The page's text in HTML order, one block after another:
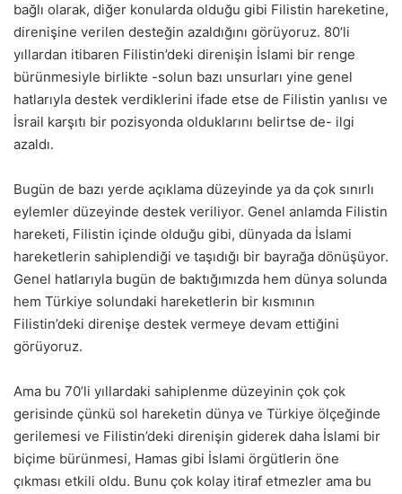
bağlı olarak, diğer konularda olduğu gibi Filistin hareketine,
direnişine verilen desteğin azaldığını görüyoruz. 80’li
yıllardan itibaren Filistin’deki direnişin İslami bir renge
bürünmesiyle birlikte -solun bazı unsurları yine genel
hatlarıyla destek verdiklerini ifade etse de Filistin yanlısı ve
İsrail karşıtı bir pozisyonda olduklarını belirtse de- ilgi
azaldı.
Bugün de bazı yerde açıklama düzeyinde ya da çok sınırlı
eylemler düzeyinde destek veriliyor. Genel anlamda Filistin
hareketi, Filistin içinde olduğu gibi, dünyada da İslami
hareketlerin sahiplendiği ve taşıdığı bir bayrağa dönüşüyor.
Genel hatlarıyla bugün de baktığımızda hem dünya solunda
hem Türkiye solundaki hareketlerin bir kısmının
Filistin’deki direnişe destek vermeye devam ettiğini
görüyoruz.
Ama bu 70’li yıllardaki sahiplenme düzeyinin çok çok
gerisinde çünkü sol hareketin dünya ve Türkiye ölçeğinde
gerilemesi ve Filistin’deki direnişin giderek daha İslami bir
biçime bürünmesi, Hamas gibi İslami örgütlerin öne
çıkması etkili oldu. Bunu çok kolay itiraf etmezler ama bu